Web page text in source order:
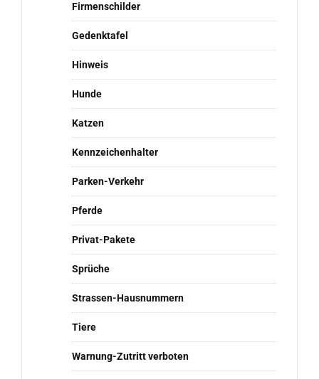
Firmenschilder
Gedenktafel
Hinweis
Hunde
Katzen
Kennzeichenhalter
Parken-Verkehr
Pferde
Privat-Pakete
Sprüche
Strassen-Hausnummern
Tiere
Warnung-Zutritt verboten